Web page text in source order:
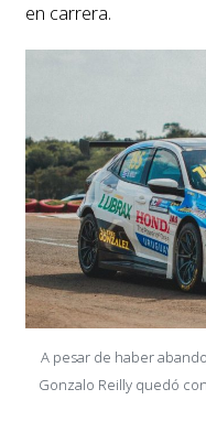
en carrera.
A pesar de haber
Gonzalo Reilly quedó